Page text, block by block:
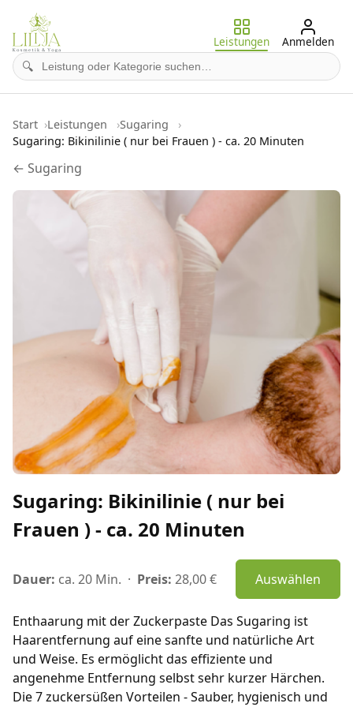
🔍
Leistungen Anmelden
Start Leistungen
Sugaring
Sugaring: Bikinilinie ( nur bei Frauen ) - ca. 20 Minuten
← Sugaring
Sugaring: Bikinilinie ( nur bei
Frauen ) - ca. 20 Minuten
Dauer: ca. 20 Min. · Preis: 28,00 € Auswählen
Enthaarung mit der Zuckerpaste Das Sugaring ist
Haarentfernung auf eine sanfte und natürliche Art
und Weise. Es ermöglicht das effiziente und
angenehme Entfernung selbst sehr kurzer Härchen.
Die 7 zuckersüßen Vorteilen - Sauber, hygienisch und